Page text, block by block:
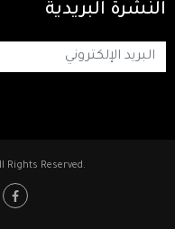
النشرة البريدية
Rights Reserved.
Social Media